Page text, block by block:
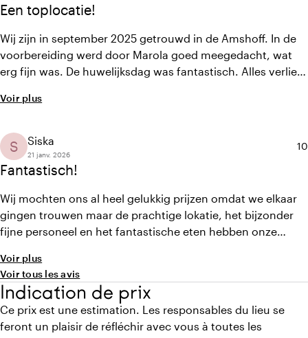
Een toplocatie!
Wij zijn in september 2025 getrouwd in de Amshoff. In de
voorbereiding werd door Marola goed meegedacht, wat
erg fijn was. De huwelijksdag was fantastisch. Alles verliep
overnachting was fijn met een heerlijk ontbijt.
Voir plus
Fantastisch!
S Siska
21 janv. 2026
10
Wij mochten ons al heel gelukkig prijzen omdat we elkaar
gingen trouwen maar de prachtige lokatie, het bijzonder
fijne personeel en het fantastische eten hebben onze
hebben we heerlijk geslapen op de lokatie met een erg
lekker ontbijt s'ochtends. We zullen mede dankzij de
Amshoff deze dag nooit vergeten!
Voir plus
Voir tous les avis
Indication de prix
Ce prix est une estimation. Les responsables du lieu se
feront un plaisir de réfléchir avec vous à toutes les